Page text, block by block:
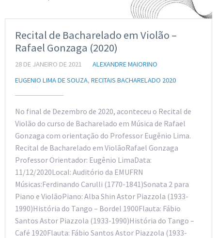
Recital de Bacharelado em Violão –
Rafael Gonzaga (2020)
28 DE JANEIRO DE 2021
ALEXANDRE MAIORINO
EUGENIO LIMA DE SOUZA, RECITAIS BACHARELADO 2020
No final de Dezembro de 2020, aconteceu o Recital de
Violão do curso de Bacharelado em Música de Rafael
Gonzaga com orientação do Professor Eugênio Lima.
Recital de Bacharelado em ViolãoRafael Gonzaga
Professor Orientador: Eugênio LimaData:
11/12/2020Local: Auditório da EMUFRN
Músicas:Ferdinando Carulli (1770-1841)Sonata 2 para
Piano e ViolãoPiano: Alba Shin Astor Piazzola (1933-
1990)História do Tango – Bordel 1900Flauta: Fábio
Santos Astor Piazzola (1933-1990)História do Tango –
Café 1920Flauta: Fábio Santos Astor Piazzola (1933-